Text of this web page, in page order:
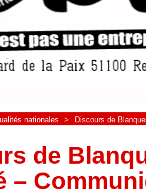
nationales > Discours de
de
–